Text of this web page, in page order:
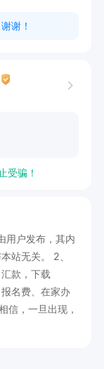
谢！
受骗！
用户发布，其内
站无关。 2、
款，下载
名费、在家办
信，一旦出现，